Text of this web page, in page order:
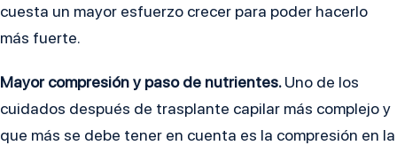
cuesta un mayor esfuerzo crecer para poder hacerlo
más fuerte.
Mayor compresión y paso de nutrientes.Uno de los
cuidados después de trasplante capilar más complejo y
que más se debe tener en cuenta es la compresión en la